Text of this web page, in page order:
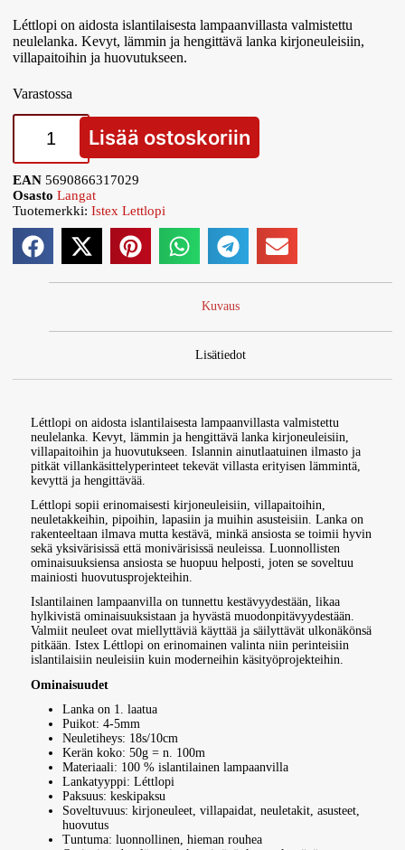
Léttlopi on aidosta islantilaisesta lampaanvillasta valmistettu
neulelanka. Kevyt, lämmin ja hengittävä lanka kirjoneuleisiin,
villapaitoihin ja huovutukseen.
Varastossa
Lisää ostoskoriin
EAN5690866317029
Osasto Langat
Tuotemerkki:Istex Lettlopi
Kuvaus
Lisätiedot
Léttlopi on aidosta islantilaisesta lampaanvillasta valmistettu
neulelanka. Kevyt, lämmin ja hengittävä lanka kirjoneuleisiin,
villapaitoihin ja huovutukseen. Islannin ainutlaatuinen ilmasto ja
pitkät villankäsittelyperinteet tekevät villasta erityisen lämmintä,
kevyttä ja hengittävää.
Léttlopi sopii erinomaisesti kirjoneuleisiin, villapaitoihin,
neuletakkeihin, pipoihin, lapasiin ja muihin asusteisiin. Lanka on
rakenteeltaan ilmava mutta kestävä, minkä ansiosta se toimii hyvin
sekä yksivärisissä että monivärisissä neuleissa. Luonnollisten
ominaisuuksiensa ansiosta se huopuu helposti, joten se soveltuu
mainiosti huovutusprojekteihin.
Islantilainen lampaanvilla on tunnettu kestävyydestään, likaa
hylkivistä ominaisuuksistaan ja hyvästä muodonpitävyydestään.
Valmiit neuleet ovat miellyttäviä käyttää ja säilyttävät ulkonäkönsä
pitkään. Istex Léttlopi on erinomainen valinta niin perinteisiin
islantilaisiin neuleisiin kuin moderneihin käsityöprojekteihin.
Ominaisuudet
Lanka on 1. laatua
Puikot: 4-5mm
Neuletiheys: 18s/10cm
Kerän koko: 50g = n. 100m
Materiaali: 100 % islantilainen lampaanvilla
Lankatyyppi: Léttlopi
Paksuus: keskipaksu
Soveltuvuus: kirjoneuleet, villapaidat, neuletakit, asusteet,
huovutus
Tuntuma: luonnollinen, hieman rouhea